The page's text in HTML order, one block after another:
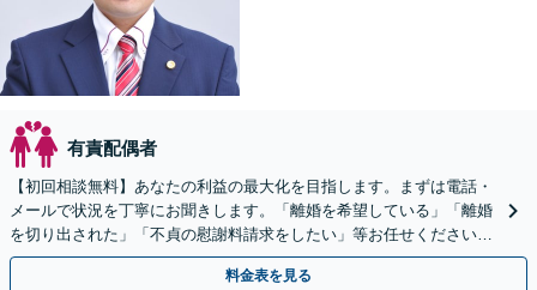
有責配偶者
【初回相談無料】あなたの利益の最大化を目指します。まずは電話・
メールで状況を丁寧にお聞きします。「離婚を希望している」「離婚
を切り出された」「不貞の慰謝料請求をしたい」等お任せください。
【リーズナブルな料金設定】
料金表を見る